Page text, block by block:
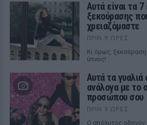
Αυτά είναι τα 7
ξεκούρασης
χρειαζόμαστε
ΠΡΙΝ 9 ΏΡΕΣ
Κι όμως, ξεκούραση
ύπνος!
Αυτά τα γυαλιά
ανάλογα με το
προσώπου σου
ΠΡΙΝ 9 ΏΡΕΣ
Ο απόλυτος οδηγός